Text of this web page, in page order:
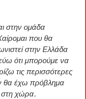
στην ομάδα
που θα
στην Ελλάδα
ότι μπορούμε να
τις περισσότερες
θα έχω πρόβλημα
στη χώρα.